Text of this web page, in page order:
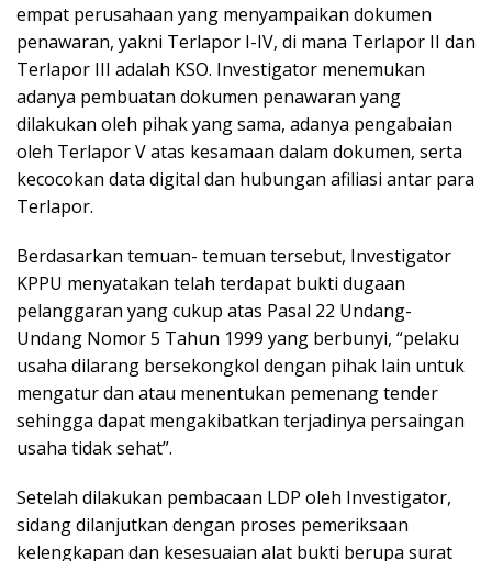
empat perusahaan yang menyampaikan dokumen
penawaran, yakni Terlapor I-IV, di mana Terlapor II dan
Terlapor III adalah KSO. Investigator menemukan
adanya pembuatan dokumen penawaran yang
dilakukan oleh pihak yang sama, adanya pengabaian
oleh Terlapor V atas kesamaan dalam dokumen, serta
kecocokan data digital dan hubungan afiliasi antar para
Terlapor.
Berdasarkan temuan- temuan tersebut, Investigator
KPPU menyatakan telah terdapat bukti dugaan
pelanggaran yang cukup atas Pasal 22 Undang-
Undang Nomor 5 Tahun 1999 yang berbunyi, “pelaku
usaha dilarang bersekongkol dengan pihak lain untuk
mengatur dan atau menentukan pemenang tender
sehingga dapat mengakibatkan terjadinya persaingan
usaha tidak sehat”.
Setelah dilakukan pembacaan LDP oleh Investigator,
sidang dilanjutkan dengan proses pemeriksaan
kelengkapan dan kesesuaian alat bukti berupa surat